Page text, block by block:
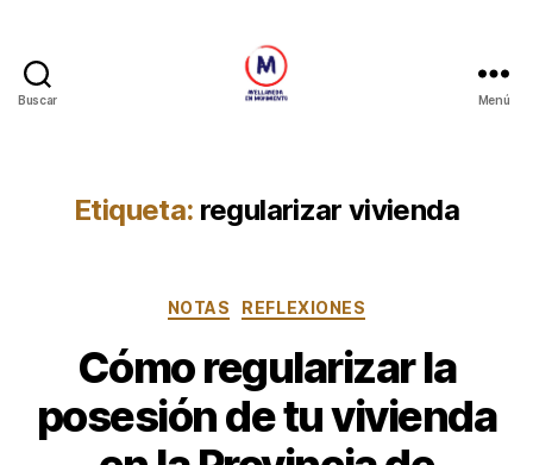
Buscar Menú
Etiqueta: regularizar vivienda
Categorías
NOTAS REFLEXIONES
Cómo regularizar la
posesión de tu vivienda